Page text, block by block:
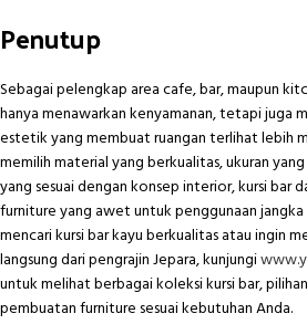
Penutup
Sebagai pelengkap area cafe, bar, maupun
hanya menawarkan kenyamanan, tetapi juga
estetik yang membuat ruangan terlihat lebih
memilih material yang berkualitas, ukuran
yang sesuai dengan konsep interior, kursi bar
furniture yang awet untuk penggunaan jangka
mencari kursi bar kayu berkualitas atau ingin
langsung dari pengrajin Jepara, kunjungi
untuk melihat berbagai koleksi kursi bar,
pembuatan furniture sesuai kebutuhan Anda.